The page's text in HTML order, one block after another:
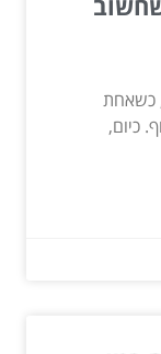
כשאחת
כיום,